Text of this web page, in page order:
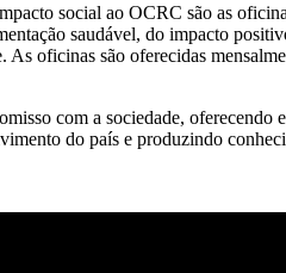
social ao OCRC são as
saudável, do impacto
oficinas são oferecidas
com a sociedade,
do país e produzindo